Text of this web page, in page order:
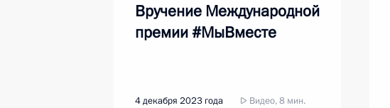
Вручение Международной
премии #МыВместе
4 декабря 2023 года Видео, 8 мин.